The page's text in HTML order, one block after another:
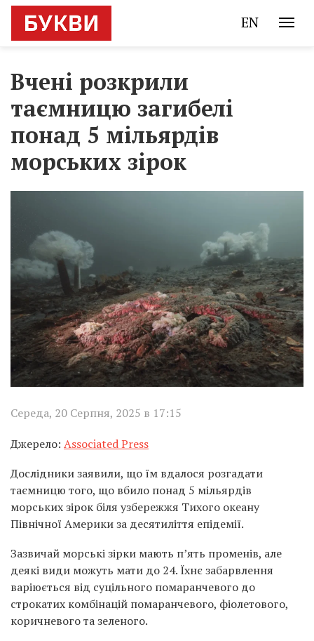
EN
Вчені розкрили
таємницю загибелі
понад 5 мільярдів
морських зірок
Середа, 20 Серпня, 2025 в 17:15
Джерело: Associated Press
Дослідники заявили, що їм вдалося розгадати
таємницю того, що вбило понад 5 мільярдів
морських зірок біля узбережжя Тихого океану
Північної Америки за десятиліття епідемії.
Зазвичай морські зірки мають п’ять променів, але
деякі види можуть мати до 24. Їхнє забарвлення
варіюється від суцільного помаранчевого до
строкатих комбінацій помаранчевого, фіолетового,
коричневого та зеленого.